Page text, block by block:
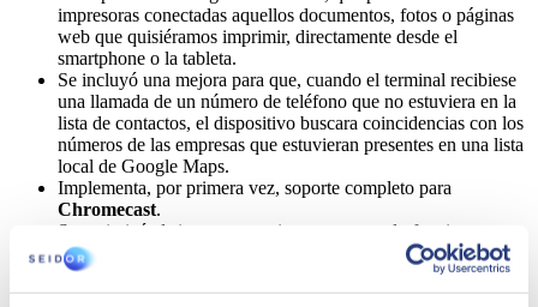
impresoras conectadas aquellos documentos, fotos o páginas
web que quisiéramos imprimir, directamente desde el
smartphone o la tableta.
Se incluyó una mejora para que, cuando el terminal recibiese
una llamada de un número de teléfono que no estuviera en la
lista de contactos, el dispositivo buscara coincidencias con los
números de las empresas que estuvieran presentes en una lista
local de Google Maps.
Implementa, por primera vez, soporte completo para
Chromecast.
Se optimizó el sistema operativo para que solo funcionase con
512 MB de RAM.